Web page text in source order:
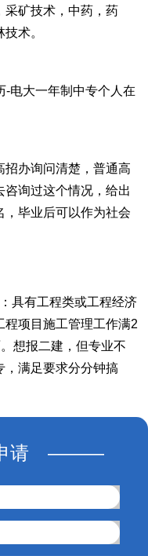
采矿技术，中药，药
术。
-电大一年制中专个人在
办询问清楚，普通高
询过这个情况，给出
，毕业后可以作为社会
具有工程类或工程经济
项目施工管理工作满2
想报二建，但专业不
，满足要求分分钟搞
请 ———